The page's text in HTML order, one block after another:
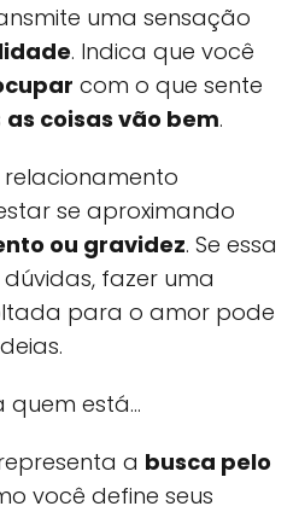
uma sensação
. Indica que você
com o que sente
as coisas vão bem.
relacionamento
se aproximando
ou gravidez. Se essa
fazer uma
para o amor pode
está...
a busca pelo
você define seus